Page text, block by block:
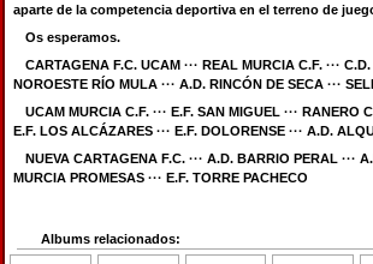
aparte de la competencia deportiva en el terreno de
Os esperamos.
CARTAGENA F.C. UCAM ··· REAL MURCIA C.F. ··· C.D.
NOROESTE RÍO MULA ··· A.D. RINCÓN DE SECA ···
UCAM MURCIA C.F. ··· E.F. SAN MIGUEL ··· RANERO
E.F. LOS ALCÁZARES ··· E.F. DOLORENSE ··· A.D.
NUEVA CARTAGENA F.C. ··· A.D. BARRIO PERAL ···
MURCIA PROMESAS ··· E.F. TORRE PACHECO
Albums relacionados: